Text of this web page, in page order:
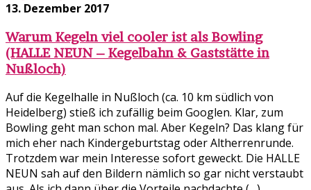
13. Dezember 2017
Warum Kegeln viel cooler ist als Bowling
(HALLE NEUN – Kegelbahn & Gaststätte in
Nußloch)
Auf die Kegelhalle in Nußloch (ca. 10 km südlich von
Heidelberg) stieß ich zufällig beim Googlen. Klar, zum
Bowling geht man schon mal. Aber Kegeln? Das klang für
mich eher nach Kindergeburtstag oder Altherrenrunde.
Trotzdem war mein Interesse sofort geweckt. Die HALLE
NEUN sah auf den Bildern nämlich so gar nicht verstaubt